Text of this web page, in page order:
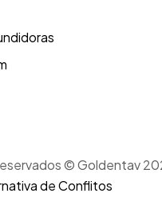
© Goldentav
de Conflitos